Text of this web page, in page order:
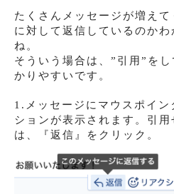
たくさんメッセージが増え
に対して返信しているのかわ
ね。
そういう場合は、”引用”を
かりやすいです。
1.メッセージにマウスポイ
ションが表示されます。引
は、『返信』をクリック。